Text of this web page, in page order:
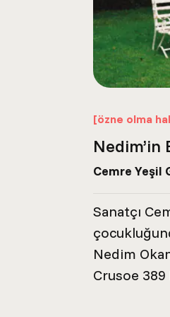
[özne olma
Nedim’in
Cemre Yeşil
Sanatçı
Nedim
Crusoe